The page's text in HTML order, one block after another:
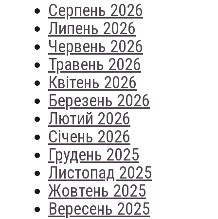
Серпень 2026
Липень 2026
Червень 2026
Травень 2026
Квітень 2026
Березень 2026
Лютий 2026
Січень 2026
Грудень 2025
Листопад 2025
Жовтень 2025
Вересень 2025